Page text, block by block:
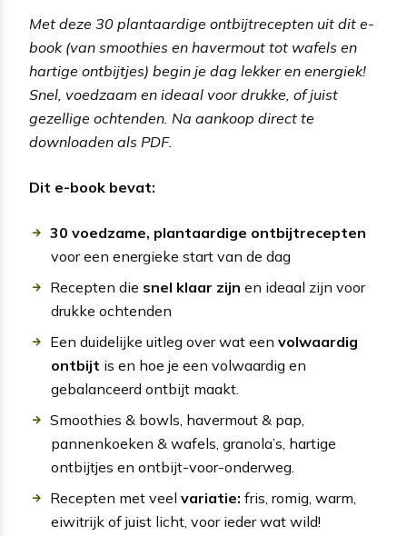
Met deze 30 plantaardige ontbijtrecepten uit dit e-
book (van smoothies en havermout tot wafels en
hartige ontbijtjes) begin je dag lekker en energiek!
Snel, voedzaam en ideaal voor drukke, of juist
gezellige ochtenden. Na aankoop direct te
downloaden als PDF.
Dit e-book bevat:
30 voedzame, plantaardige ontbijtrecepten
voor een energieke start van de dag
Recepten die snel klaar zijn en ideaal zijn voor
drukke ochtenden
Een duidelijke uitleg over wat een volwaardig
ontbijt is en hoe je een volwaardig en
gebalanceerd ontbijt maakt.
Smoothies & bowls, havermout & pap,
pannenkoeken & wafels, granola’s, hartige
ontbijtjes en ontbijt-voor-onderweg.
Recepten met veel variatie: fris, romig, warm,
eiwitrijk of juist licht, voor ieder wat wild!